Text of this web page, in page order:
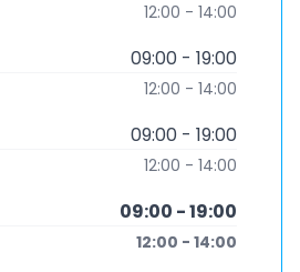
12:00 - 14:00
09:00 - 19:00
12:00 - 14:00
09:00 - 19:00
12:00 - 14:00
09:00 - 19:00
12:00 - 14:00